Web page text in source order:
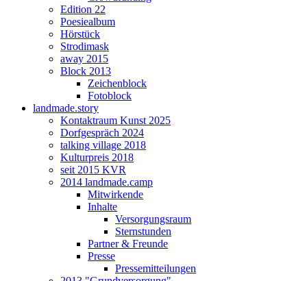
Edition 22
Poesiealbum
Hörstück
Strodimask
away 2015
Block 2013
Zeichenblock
Fotoblock
landmade.story
Kontaktraum Kunst 2025
Dorfgespräch 2024
talking village 2018
Kulturpreis 2018
seit 2015 KVR
2014 landmade.camp
Mitwirkende
Inhalte
Versorgungsraum
Sternstunden
Partner & Freunde
Presse
Pressemitteilungen